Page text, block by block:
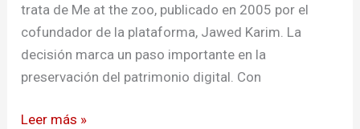
trata de Me at the zoo, publicado en 2005 por el
cofundador de la plataforma, Jawed Karim. La
decisión marca un paso importante en la
preservación del patrimonio digital. Con
Leer más »